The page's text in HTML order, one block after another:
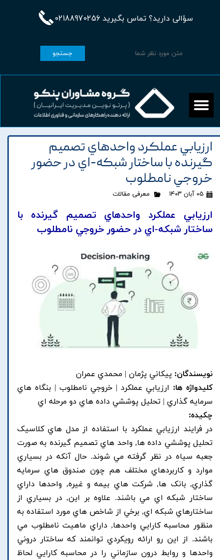
سؤالی دارید؟ تماس بگیرید 02188970256
جستجو
ارزيابي عملکرد واحدهاي تصميم
گيرنده با ساختار شبکه-اي در حضور
خروجي نامطلوب
۰۵ آبان ۱۴۰۳ معرفی مقالات
ارزيابي عملکرد واحدهاي تصميم گيرنده با
ساختار شبکه-اي در حضور خروجي نامطلوب
نویسندگان: پيکاني پژمان | محمدي عمران
کلیدواژه ها: ارزيابي عملکرد | خروجي نامطلوب | بنگاه هاي
سرمايه گذاري | تحليل پوششي داده هاي دو مرحله اي
چکیده:
در فرايند ارزيابي عملکرد با استفاده از مدل هاي کلاسيک
تحليل پوششي داده ها, واحد هاي تصميم گيرنده به صورت
جعبه سياه در نظر گرفته مي شوند. حال آنکه در بسياري
موارد و کاربردهاي مختلف هم چون صندوق هاي سرمايه
گذاري, بانک ها, شرکت هاي بيمه و غيره, واحدها داراي
ساختار شبکه اي مي باشند. علاوه بر اين, در بسياري از
ساختارهاي شبکه اي, برخي از شاخص هاي مورد استفاده به
منظور محاسبه کارايي واحدها, داراي ماهيت نامطلوب مي
باشند. از اين رو ارائه رويکردي توانمند که ساختار دروني
واحدها و روابط درون سازماني را در محاسبه کارايي لحاظ